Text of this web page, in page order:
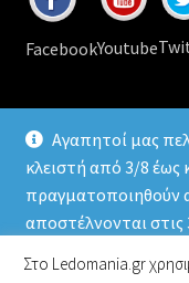
Αγαπητοί μας
κλειστή από 3/8 έως
πραγματοποιηθούν
αποστέλνονται στις
FacebookYoutube
© 2026Ledomania
Στο Ledomania.gr